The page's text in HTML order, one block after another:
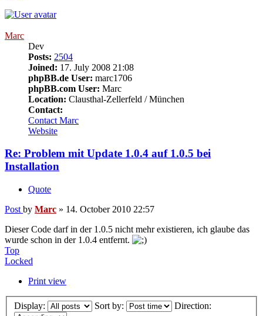
Marc
Dev
Posts: 2504
Joined: 17. July 2008 21:08
phpBB.de User: marc1706
phpBB.com User: Marc
Location: Clausthal-Zellerfeld / München
Contact:
Contact Marc
Website
Re: Problem mit Update 1.0.4 auf 1.0.5 bei
Installation
Quote
Post by Marc » 14. October 2010 22:57
Dieser Code darf in der 1.0.5 nicht mehr existieren, ich glaube das
wurde schon in der 1.0.4 entfernt.
Top
Locked
Print view
Display: Sort by: Direction: